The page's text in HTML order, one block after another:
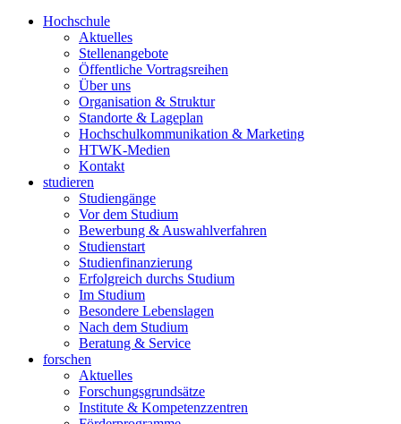
Hochschule
Aktuelles
Stellenangebote
Öffentliche Vortragsreihen
Über uns
Organisation & Struktur
Standorte & Lageplan
Hochschulkommunikation & Marketing
HTWK-Medien
Kontakt
studieren
Studiengänge
Vor dem Studium
Bewerbung & Auswahlverfahren
Studienstart
Studienfinanzierung
Erfolgreich durchs Studium
Im Studium
Besondere Lebenslagen
Nach dem Studium
Beratung & Service
forschen
Aktuelles
Forschungsgrundsätze
Institute & Kompetenzzentren